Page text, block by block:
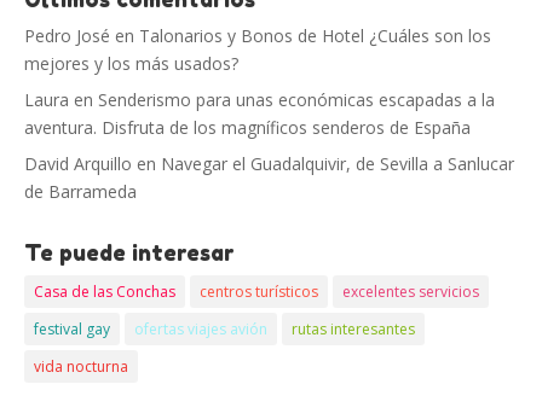
Pedro José en Talonarios y Bonos de Hotel ¿Cuáles son los
mejores y los más usados?
Laura en Senderismo para unas económicas escapadas a la
aventura. Disfruta de los magníficos senderos de España
David Arquillo en Navegar el Guadalquivir, de Sevilla a Sanlucar
de Barrameda
Te puede interesar
Casa de las Conchas centros turísticos
excelentes servicios
festival gay
ofertas viajes avión
rutas interesantes
vida nocturna